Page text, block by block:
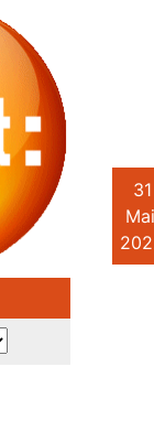
31